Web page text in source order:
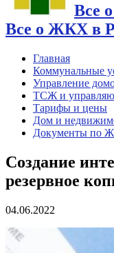
Все
Все о ЖКХ в
Главная
Коммунальные
Управление
ТСЖ и
Тарифы и цены
Дом и
Документы по
Создание
резервное
04.06.2022